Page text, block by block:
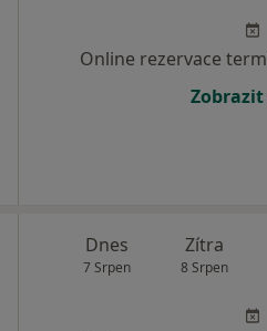
Online rezervace
Dnes
7 Srpen
Zítra
8 Srpen